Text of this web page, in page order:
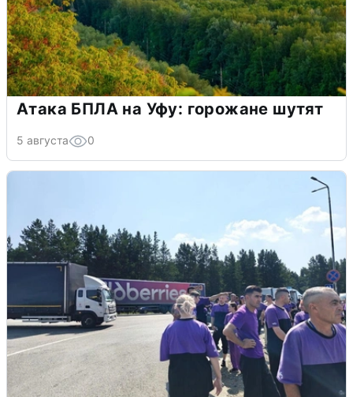
Атака БПЛА на Уфу: горожане шутят
5 августа 0